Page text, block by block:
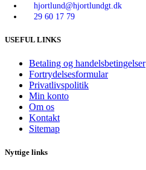
hjortlund@hjortlundgt.dk
29 60 17 79
USEFUL LINKS
Betaling og handelsbetingelser
Fortrydelsesformular
Privatlivspolitik
Min konto
Om os
Kontakt
Sitemap
Nyttige links